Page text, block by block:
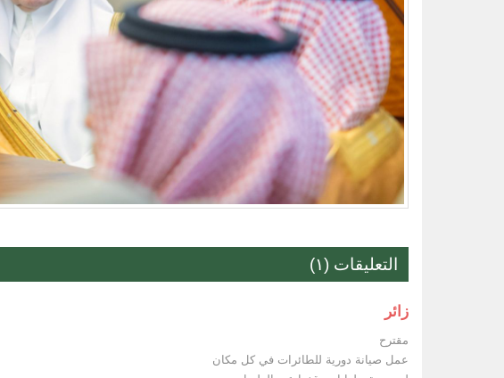
التعليقات (١)
زائر
مقترح
عمل صيانة دورية للطائرات في كل مكان